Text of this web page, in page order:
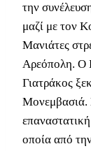
την
μαζί με τον
Μανιάτες
Αρεόπολη. Ο
Γιατράκος
Μονεμβασιά.
οποία από